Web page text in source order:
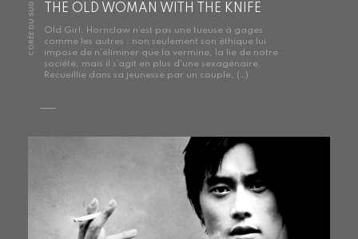
CORÉE DU SUD THE OLD WOMAN WITH THE KNIFE
Old Girl. Hornclaw n’est pas une tueuse à gages
comme les autres : non seulement son éthique lui
impose de n’éliminer que la vermine, la lie de notre
société, mais il s’agit en plus d’une sexagénaire.
Recueillie dans sa jeunesse par un couple, (…)